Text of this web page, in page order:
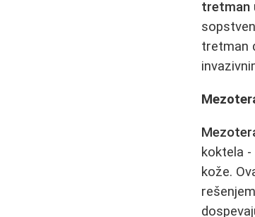
tretman
tretman
koktela
kože.